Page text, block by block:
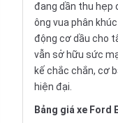
đang dần thu hẹp
ông vua phân
động cơ dầu cho
vẫn sở hữu sức
kế chắc chắn, cơ
hiện đại.
Bảng giá xe Ford